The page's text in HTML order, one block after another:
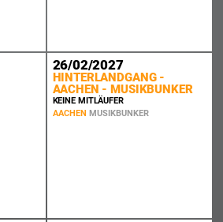
26/02/2027
HINTERLANDGANG -
AACHEN - MUSIKBUNKER
KEINE MITLÄUFER
AACHEN MUSIKBUNKER